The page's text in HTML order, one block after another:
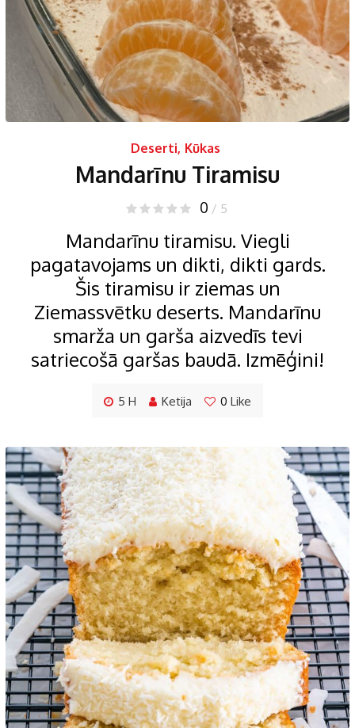
Deserti, Kūkas
Mandarīnu Tiramisu
0 / 5
Mandarīnu tiramisu. Viegli
pagatavojams un dikti, dikti gards.
Šis tiramisu ir ziemas un
Ziemassvētku deserts. Mandarīnu
smarža un garša aizvedīs tevi
satriecošā garšas baudā. Izmēģini!
5 H Ketija 0 Like